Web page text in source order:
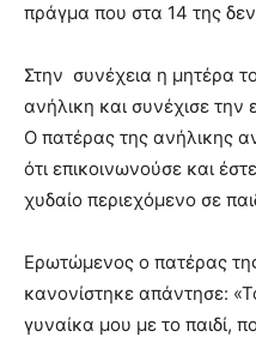
πράγμα που στα 14 της δεν
Στην συνέχεια η μητέρα
ανήλικη και συνέχισε την
Ο πατέρας της ανήλικης
ότι επικοινωνούσε και
χυδαίο περιεχόμενο σε
Ερωτώμενος ο πατέρας
κανονίστηκε απάντησε:
γυναίκα μου με το παιδί,